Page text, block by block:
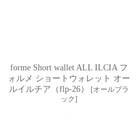
forme Short wallet ALL ILCIA フ
ォルメ ショートウォレット オー
ルイルチア（flp-26）
[オールブラ
ック]